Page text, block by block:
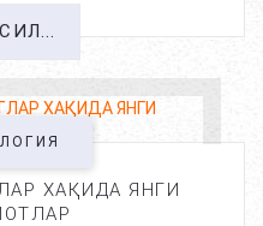
ХАҚИДА ЯНГИ